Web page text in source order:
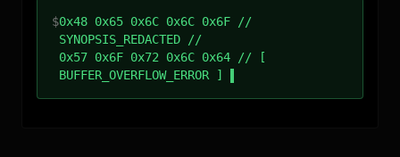
$0x48 0x65 0x6C 0x6C 0x6F //
SYNOPSIS_REDACTED //
0x57 0x6F 0x72 0x6C 0x64 // [
BUFFER_OVERFLOW_ERROR ]